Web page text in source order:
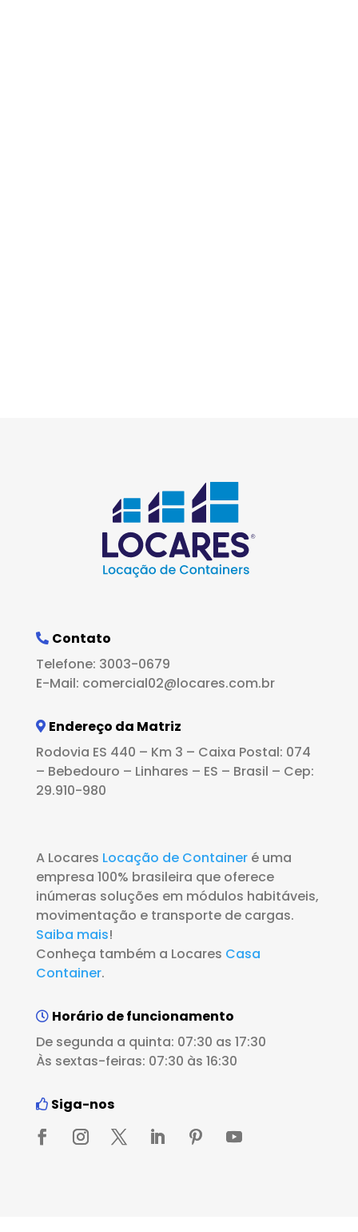
Contato
Telefone: 3003-0679
E-Mail: comercial02@locares.com.br
Endereço da Matriz
Rodovia ES 440 – Km 3 – Caixa Postal: 074
– Bebedouro – Linhares – ES – Brasil – Cep:
29.910-980
A Locares Locação de Containeré uma
empresa 100% brasileira que oferece
inúmeras soluções em módulos habitáveis,
movimentação e transporte de cargas.
Saiba mais!
Conheça também a Locares Casa
Container.
Horário de funcionamento
De segunda a quinta: 07:30 as 17:30
Às sextas-feiras: 07:30 às 16:30
Siga-nos